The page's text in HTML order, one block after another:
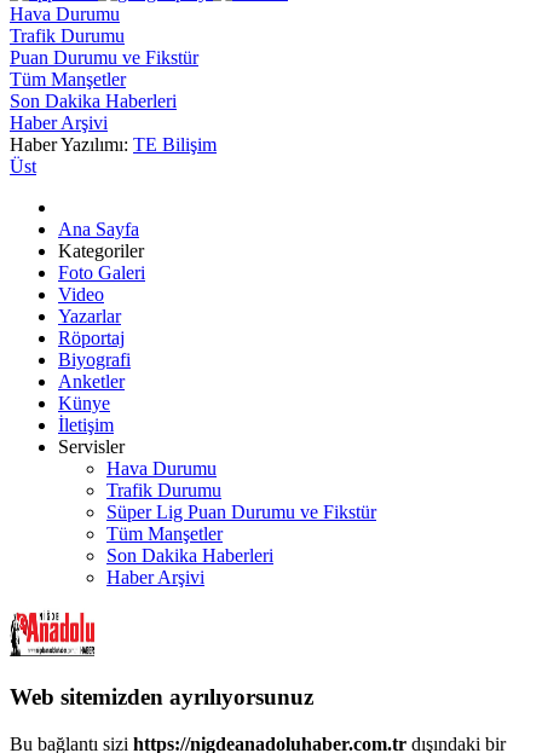
Hava Durumu
Trafik Durumu
Puan Durumu ve Fikstür
Tüm Manşetler
Son Dakika Haberleri
Haber Arşivi
Haber Yazılımı: TE Bilişim
Üst
Ana Sayfa
Kategoriler
Foto Galeri
Video
Yazarlar
Röportaj
Biyografi
Anketler
Künye
İletişim
Servisler
Hava Durumu
Trafik Durumu
Süper Lig Puan Durumu ve Fikstür
Tüm Manşetler
Son Dakika Haberleri
Haber Arşivi
Web sitemizden ayrılıyorsunuz
Bu bağlantı sizi https://nigdeanadoluhaber.com.tr dışındaki bir